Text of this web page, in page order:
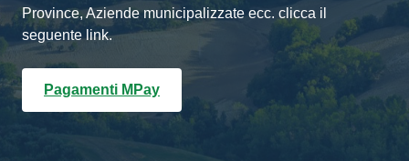
Province, Aziende municipalizzate ecc. clicca il
seguente link.
Pagamenti MPay